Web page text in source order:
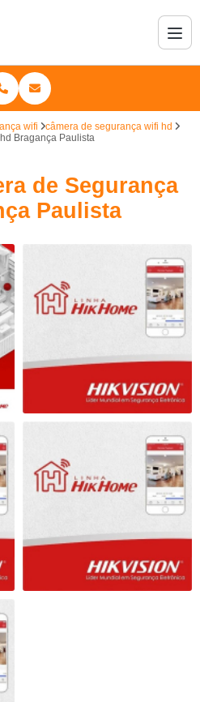
wifi
câmera de segurança wifi hd
Bragança Paulista
de Segurança
Paulista